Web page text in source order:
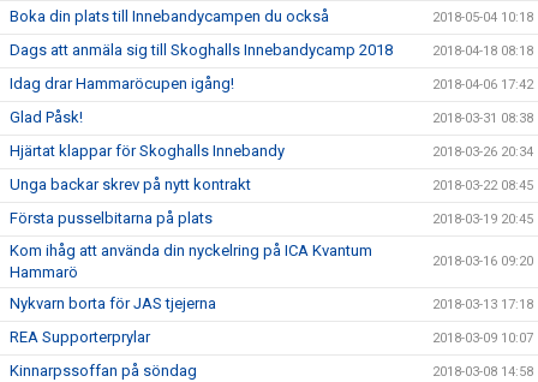
Boka din plats till Innebandycampen du också 2018-05-04 10:18
Dags att anmäla sig till Skoghalls Innebandycamp 2018 2018-04-18 08:18
Idag drar Hammaröcupen igång! 2018-04-06 17:42
Glad Påsk! 2018-03-31 08:38
Hjärtat klappar för Skoghalls Innebandy 2018-03-26 20:34
Unga backar skrev på nytt kontrakt 2018-03-22 08:45
Första pusselbitarna på plats 2018-03-19 20:45
Kom ihåg att använda din nyckelring på ICA Kvantum
Hammarö
2018-03-16 09:20
Nykvarn borta för JAS tjejerna 2018-03-13 17:18
REA Supporterprylar 2018-03-09 10:07
Kinnarpssoffan på söndag 2018-03-08 14:58